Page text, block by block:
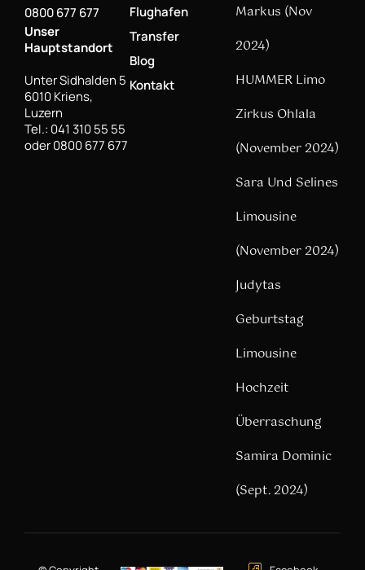
0800 677 677
Unser
Hauptstandort
Unter Sidhalden 5
6010 Kriens,
Luzern
Tel.: 041 310 55 55
oder 0800 677 677
Flughafen
Transfer
Blog
Kontakt
Markus (Nov
2024)
HUMMER Limo
Zirkus Ohlala
(November 2024)
Sara Und Selines
Limousine
(November 2024)
Judytas
Geburtstag
Limousine
Hochzeit
Überraschung
Samira Dominic
(Sept. 2024)